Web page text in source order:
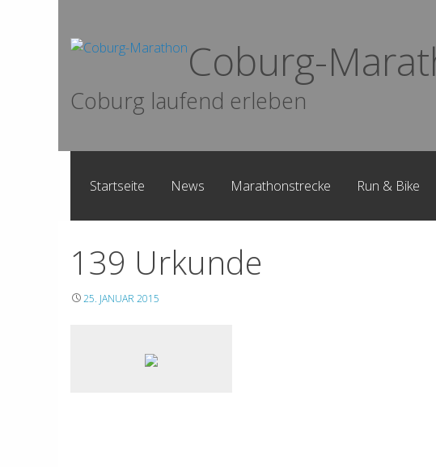
Coburg-
Coburg laufend erleben
Startseite News Marathonstrecke Run & Bike
139 Urkunde
25. JANUAR 2015